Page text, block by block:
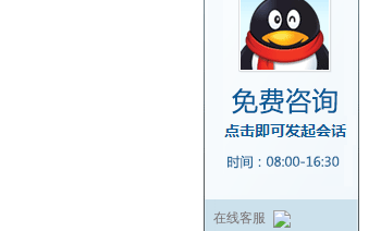
在线客服